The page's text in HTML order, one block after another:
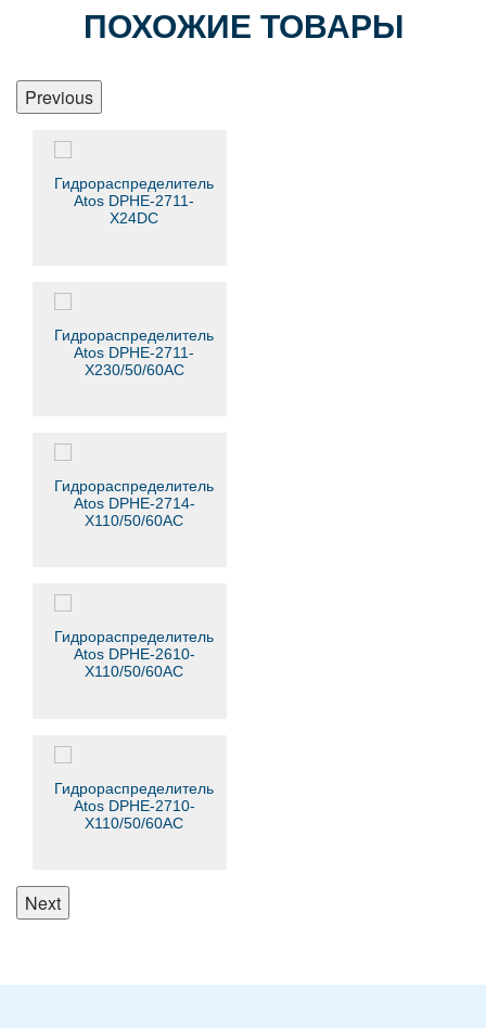
ПОХОЖИЕ ТОВАРЫ
Previous
Гидрораспределитель
Atos DPHE-2711-
X24DC
Гидрораспределитель
Atos DPHE-2711-
X230/50/60AC
Гидрораспределитель
Atos DPHE-2714-
X110/50/60AC
Гидрораспределитель
Atos DPHE-2610-
X110/50/60AC
Гидрораспределитель
Atos DPHE-2710-
X110/50/60AC
Next